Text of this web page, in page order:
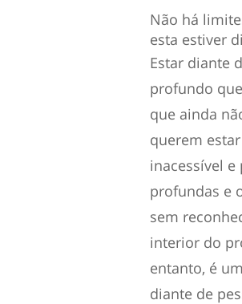
Não há
esta estiver
Estar diante
profundo
que ainda
querem
inacessível e
profundas e
sem
interior do
entanto, é
diante de